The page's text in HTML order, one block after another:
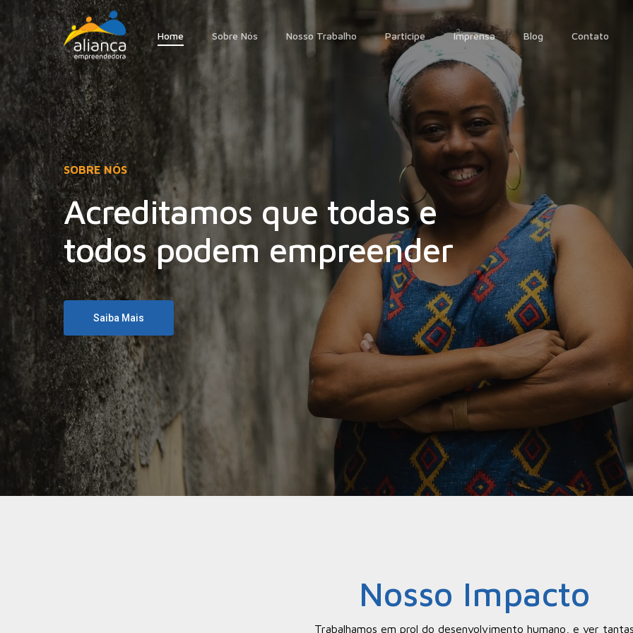
to
main
content
Home Sobre Nós Nosso Trabalho Participe Imprensa Blog Contato
SOBRE NÓS
Acreditamos que todas e
todos podem empreender
Saiba Mais
Nosso Impacto
Trabalhamos em prol do desenvolvimento humano, e ver